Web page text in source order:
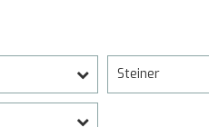
Steiner